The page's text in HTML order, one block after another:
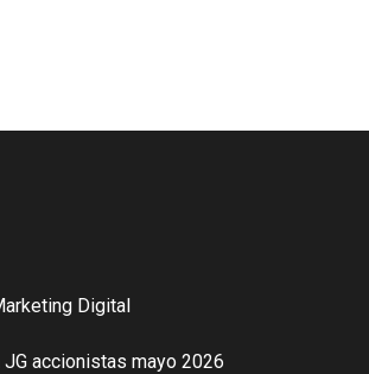
Digital
accionistas mayo 2026